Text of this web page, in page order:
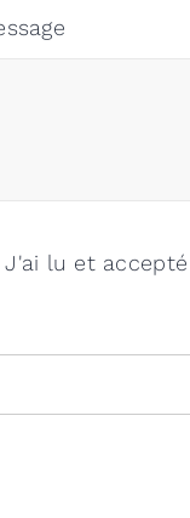
J'ai lu et